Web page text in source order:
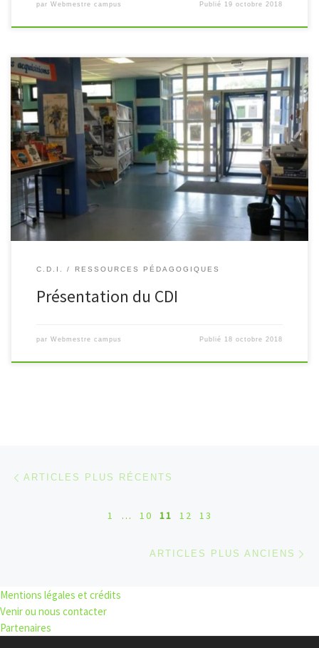
par Webmestre campus Publié 19 octobre 2018
Les professeures documentalistes du campus ont élaboré une
brochure de présentation des CDI. Vous y trouverez une
présentation des 2 lieux ainsi que des précisions sur : les
conditions d’accès, […]
C.D.I. RESSOURCES PÉDAGOGIQUES
Présentation du CDI
par Webmestre campus Publié 18 octobre 2018
Navigation dans les articles
ARTICLES PLUS RÉCENTS
1 … 10 11 12 13
ARTICLES PLUS ANCIENS
Mentions légales et crédits
Venir ou nous contacter
Partenaires